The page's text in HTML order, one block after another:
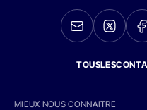
MIEUX NOUS CONNAITRE